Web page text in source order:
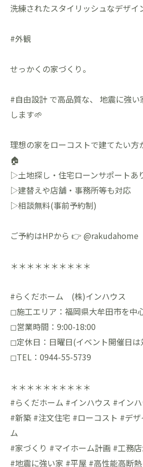
洗練されたスタイリッシュなデザイ
#外観
せっかくの家づくり。
#自由設計 で高品質な、 地震に強
します🌱
理想の家をローコストで建てたい方
🏠
▷土地探し・住宅ローンサポートあ
▷建替えや店舗・事務所等も対応
▷相談無料(事前予約制)
ご予約はHPから 👉 @rakudahome
＊＊＊＊＊＊＊＊＊＊
#らくだホーム (株)インハウス
◻︎施工エリア：福岡県大牟田市を中
◻︎営業時間：9:00-18:00
◻︎定休日：日曜日(イベント開催日は
◻︎TEL：0944-55-5739
＊＊＊＊＊＊＊＊＊＊
#らくだホーム #インハウス #イン
#新築 #注文住宅 #ローコスト #デ
ム
#家づくり #マイホーム計画 #工務
#地震に強い家 #平屋 #高性能高断